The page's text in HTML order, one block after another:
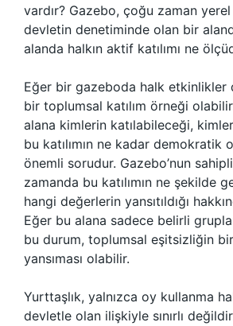
vardır? Gazebo, çoğu zaman
devletin denetiminde olan bir
alanda halkın aktif katılımı ne
Eğer bir gazeboda halk etkinlikler
bir toplumsal katılım örneği
alana kimlerin katılabileceği,
bu katılımın ne kadar demokratik
önemli sorudur. Gazebo’nun
zamanda bu katılımın ne şekilde
hangi değerlerin yansıtıldığı
Eğer bu alana sadece belirli
bu durum, toplumsal eşitsizliğin
yansıması olabilir.
Yurttaşlık, yalnızca oy kullanma
devletle olan ilişkiyle sınırlı